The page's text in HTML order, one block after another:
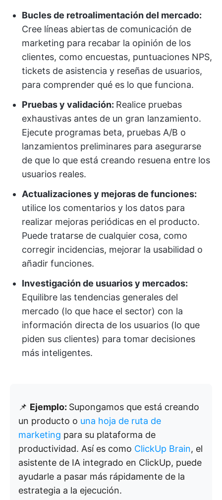
Bucles de retroalimentación del mercado:
Cree líneas abiertas de comunicación de
marketing para recabar la opinión de los
clientes, como encuestas, puntuaciones NPS,
tickets de asistencia y reseñas de usuarios,
para comprender qué es lo que funciona.
Pruebas y validación: Realice pruebas
exhaustivas antes de un gran lanzamiento.
Ejecute programas beta, pruebas A/B o
lanzamientos preliminares para asegurarse
de que lo que está creando resuena entre los
usuarios reales.
Actualizaciones y mejoras de funciones:
utilice los comentarios y los datos para
realizar mejoras periódicas en el producto.
Puede tratarse de cualquier cosa, como
corregir incidencias, mejorar la usabilidad o
añadir funciones.
Investigación de usuarios y mercados:
Equilibre las tendencias generales del
mercado (lo que hace el sector) con la
información directa de los usuarios (lo que
piden sus clientes) para tomar decisiones
más inteligentes.
📌 Ejemplo: Supongamos que está creando
un producto o una hoja de ruta de
marketing para su plataforma de
productividad. Así es como ClickUp Brain, el
asistente de IA integrado en ClickUp, puede
ayudarle a pasar más rápidamente de la
estrategia a la ejecución.